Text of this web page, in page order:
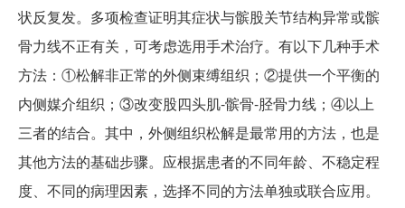
状反复发。多项检查证明其症状与髌股关节结构异常或髌
骨力线不正有关，可考虑选用手术治疗。有以下几种手术
方法：①松解非正常的外侧束缚组织；②提供一个平衡的
内侧媒介组织；③改变股四头肌-髌骨-胫骨力线；④以上
三者的结合。其中，外侧组织松解是最常用的方法，也是
其他方法的基础步骤。应根据患者的不同年龄、不稳定程
度、不同的病理因素，选择不同的方法单独或联合应用。